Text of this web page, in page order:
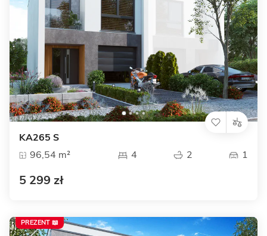
KA265 S
96,54 m²
4 2 1
5 299 zł
PREZENT 📖